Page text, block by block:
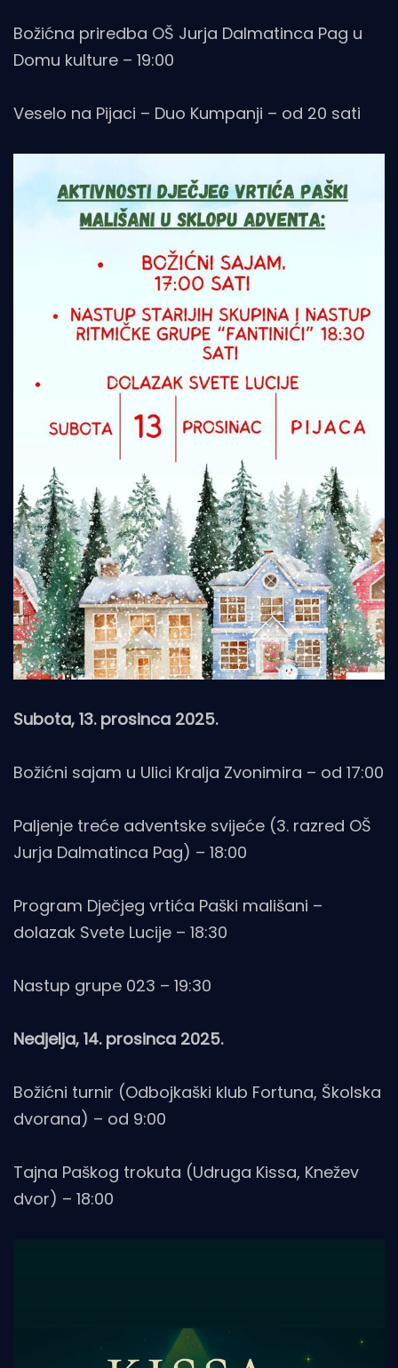
Božićna priredba OŠ Jurja Dalmatinca Pag u
Domu kulture – 19:00
Veselo na Pijaci – Duo Kumpanji – od 20 sati
Subota, 13. prosinca 2025.
Božićni sajam u Ulici Kralja Zvonimira – od 17:00
Paljenje treće adventske svijeće (3. razred OŠ
Jurja Dalmatinca Pag) – 18:00
Program Dječjeg vrtića Paški mališani –
dolazak Svete Lucije – 18:30
Nastup grupe 023 – 19:30
Nedjelja, 14. prosinca 2025.
Božićni turnir (Odbojkaški klub Fortuna, Školska
dvorana) – od 9:00
Tajna Paškog trokuta (Udruga Kissa, Knežev
dvor) – 18:00